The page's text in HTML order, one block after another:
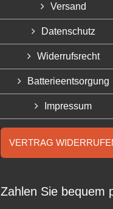
Versand
Datenschutz
Widerrufsrecht
Batterieentsorgung
Impressum
VERTRAG
Zahlen Sie bequem